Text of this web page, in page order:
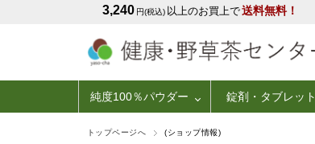
3,240 円(税込) 以上のお買上で送料無料！
純度100％パウダー 錠剤・タブレット
トップページへ (ショップ情報)